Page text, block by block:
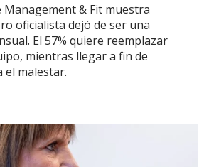
Management & Fit muestra
oficialista dejó de ser una
El 57% quiere reemplazar
mientras llegar a fin de
el malestar.